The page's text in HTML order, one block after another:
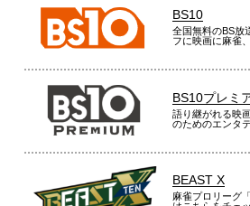
BS10
全国無料のBS放
フに映画に麻雀
BS10プレミ
語り継がれる映
のためのエンタ
BEAST X
麻雀プロリーグ